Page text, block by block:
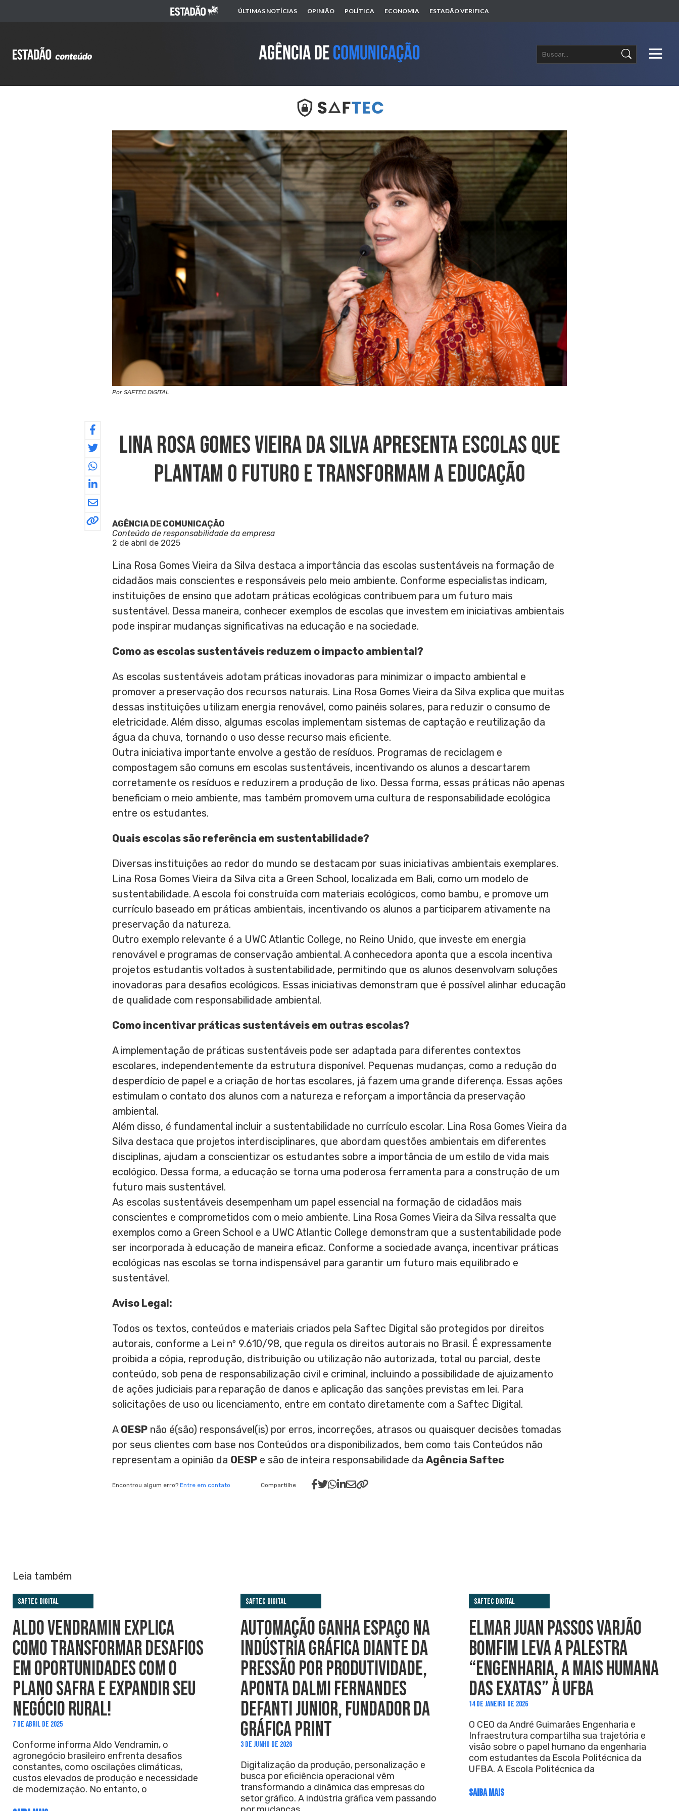
ÚLTIMAS NOTÍCIAS OPINIÃO POLÍTICA ECONOMIA ESTADÃO VERIFICA
Por SAFTEC DIGITAL
Lina Rosa Gomes Vieira Da Silva Apresenta Escolas Que
Plantam O Futuro E Transformam A Educação
AGÊNCIA DE COMUNICAÇÃO
Conteúdo de responsabilidade da empresa
2 de abril de 2025
Lina Rosa Gomes Vieira da Silva destaca a importância das escolas sustentáveis na formação de
cidadãos mais conscientes e responsáveis pelo meio ambiente. Conforme especialistas indicam,
instituições de ensino que adotam práticas ecológicas contribuem para um futuro mais
sustentável. Dessa maneira, conhecer exemplos de escolas que investem em iniciativas ambientais
pode inspirar mudanças significativas na educação e na sociedade.
Como as escolas sustentáveis reduzem o impacto ambiental?
As escolas sustentáveis adotam práticas inovadoras para minimizar o impacto ambiental e
promover a preservação dos recursos naturais. Lina Rosa Gomes Vieira da Silva explica que muitas
dessas instituições utilizam energia renovável, como painéis solares, para reduzir o consumo de
eletricidade. Além disso, algumas escolas implementam sistemas de captação e reutilização da
água da chuva, tornando o uso desse recurso mais eficiente.
Outra iniciativa importante envolve a gestão de resíduos. Programas de reciclagem e
compostagem são comuns em escolas sustentáveis, incentivando os alunos a descartarem
corretamente os resíduos e reduzirem a produção de lixo. Dessa forma, essas práticas não apenas
beneficiam o meio ambiente, mas também promovem uma cultura de responsabilidade ecológica
entre os estudantes.
Quais escolas são referência em sustentabilidade?
Diversas instituições ao redor do mundo se destacam por suas iniciativas ambientais exemplares.
Lina Rosa Gomes Vieira da Silva cita a Green School, localizada em Bali, como um modelo de
sustentabilidade. A escola foi construída com materiais ecológicos, como bambu, e promove um
currículo baseado em práticas ambientais, incentivando os alunos a participarem ativamente na
preservação da natureza.
Outro exemplo relevante é a UWC Atlantic College, no Reino Unido, que investe em energia
renovável e programas de conservação ambiental. A conhecedora aponta que a escola incentiva
projetos estudantis voltados à sustentabilidade, permitindo que os alunos desenvolvam soluções
inovadoras para desafios ecológicos. Essas iniciativas demonstram que é possível alinhar educação
de qualidade com responsabilidade ambiental.
Como incentivar práticas sustentáveis em outras escolas?
A implementação de práticas sustentáveis pode ser adaptada para diferentes contextos
escolares, independentemente da estrutura disponível. Pequenas mudanças, como a redução do
desperdício de papel e a criação de hortas escolares, já fazem uma grande diferença. Essas ações
estimulam o contato dos alunos com a natureza e reforçam a importância da preservação
ambiental.
Além disso, é fundamental incluir a sustentabilidade no currículo escolar. Lina Rosa Gomes Vieira da
Silva destaca que projetos interdisciplinares, que abordam questões ambientais em diferentes
disciplinas, ajudam a conscientizar os estudantes sobre a importância de um estilo de vida mais
ecológico. Dessa forma, a educação se torna uma poderosa ferramenta para a construção de um
futuro mais sustentável.
As escolas sustentáveis desempenham um papel essencial na formação de cidadãos mais
conscientes e comprometidos com o meio ambiente. Lina Rosa Gomes Vieira da Silva ressalta que
exemplos como a Green School e a UWC Atlantic College demonstram que a sustentabilidade pode
ser incorporada à educação de maneira eficaz. Conforme a sociedade avança, incentivar práticas
ecológicas nas escolas se torna indispensável para garantir um futuro mais equilibrado e
sustentável.
Aviso Legal:
Todos os textos, conteúdos e materiais criados pela Saftec Digital são protegidos por direitos
autorais, conforme a Lei nº 9.610/98, que regula os direitos autorais no Brasil. É expressamente
proibida a cópia, reprodução, distribuição ou utilização não autorizada, total ou parcial, deste
conteúdo, sob pena de responsabilização civil e criminal, incluindo a possibilidade de ajuizamento
de ações judiciais para reparação de danos e aplicação das sanções previstas em lei. Para
solicitações de uso ou licenciamento, entre em contato diretamente com a Saftec Digital.
A OESP não é(são) responsável(is) por erros, incorreções, atrasos ou quaisquer decisões tomadas
por seus clientes com base nos Conteúdos ora disponibilizados, bem como tais Conteúdos não
representam a opinião da OESP e são de inteira responsabilidade da Agência Saftec
Encontrou algum erro? Entre em contato Compartilhe
Leia também
Saftec Digital
ALDO VENDRAMIN EXPLICA
COMO TRANSFORMAR DESAFIOS
EM OPORTUNIDADES COM O
PLANO SAFRA E EXPANDIR SEU
NEGÓCIO RURAL!
7 DE ABRIL DE 2025
Conforme informa Aldo Vendramin, o
agronegócio brasileiro enfrenta desafios
constantes, como oscilações climáticas,
custos elevados de produção e necessidade
de modernização. No entanto, o
Saftec Digital
AUTOMAÇÃO GANHA ESPAÇO NA
INDÚSTRIA GRÁFICA DIANTE DA
PRESSÃO POR PRODUTIVIDADE,
APONTA DALMI FERNANDES
DEFANTI JUNIOR, FUNDADOR DA
GRÁFICA PRINT
3 DE JUNHO DE 2026
Digitalização da produção, personalização e
busca por eficiência operacional vêm
transformando a dinâmica das empresas do
setor gráfico. A indústria gráfica vem passando
Saftec Digital
ELMAR JUAN PASSOS VARJÃO
BOMFIM LEVA A PALESTRA
“ENGENHARIA, A MAIS HUMANA
DAS EXATAS” À UFBA
14 DE JANEIRO DE 2026
O CEO da André Guimarães Engenharia e
Infraestrutura compartilha sua trajetória e
visão sobre o papel humano da engenharia
com estudantes da Escola Politécnica da
UFBA. A Escola Politécnica da
SAIBA MAIS